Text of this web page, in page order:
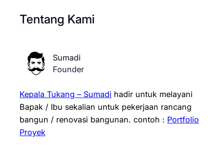
Tentang Kami
Sumadi
Founder
Kepala Tukang – Sumadi hadir untuk melayani
Bapak / Ibu sekalian untuk pekerjaan rancang
bangun / renovasi bangunan. contoh : Portfolio
Proyek